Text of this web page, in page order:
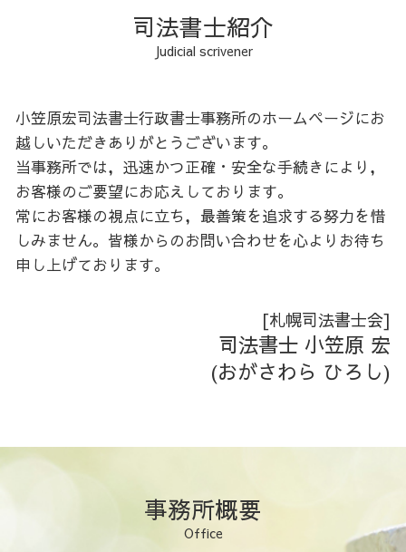
相続 不動産 名義変更
土地 相続 兄弟
相続 司法書士
生前贈与 契約書
家族信託 機能
家族信託 任意後見 違い
生前贈与 保険
生前贈与 相続
家族信託 認知症発症後
所有権保存登記
土地 売買 登記
不動産登記 種類
抵当権設定登記
不動産 個人 売買 司法書士
根抵当権 抵当権 違い
担保権 登記
住所 変更登記 義務化
法人 種類
株式会社 合同会社 違い
日高 会社設立
胆振 生前対策
後志 会社設立
空知 会社設立
空知 相続
日高 相続
石狩 家族信託
胆振 会社設立
胆振 不動産登記
日高 不動産登記
司法書士紹介
Judicial scrivener
小笠原宏司法書士行政書士事務所のホームページにお
越しいただきありがとうございます。
当事務所では，迅速かつ正確・安全な手続きにより，
お客様のご要望にお応えしております。
常にお客様の視点に立ち，最善策を追求する努力を惜
しみません。皆様からのお問い合わせを心よりお待ち
申し上げております。
[札幌司法書士会]
司法書士 小笠原 宏
(おがさわら ひろし)
事務所概要
Office